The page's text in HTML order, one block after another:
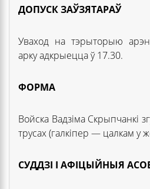
ДОПУСК ЗАЎЗЯТАРАЎ
Уваход на тэрыторыю
арку адкрыецца ў 17.30.
ФОРМА
Войска Вадзіма Скрыпчанкі
трусах (галкіпер — цалкам у
СУДДЗІ І АФІЦЫЙНЫЯ